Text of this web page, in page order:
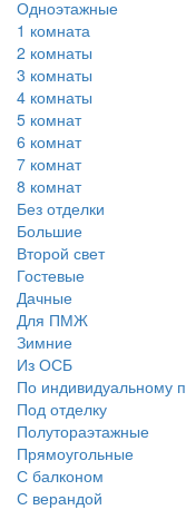
Одноэтажные
1 комната
2 комнаты
3 комнаты
4 комнаты
5 комнат
6 комнат
7 комнат
8 комнат
Без отделки
Большие
Второй свет
Гостевые
Дачные
Для ПМЖ
Зимние
Из ОСБ
По индивидуальному
Под отделку
Полутораэтажные
Прямоугольные
С балконом
С верандой